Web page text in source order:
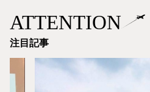
ATTENTION
注目記事